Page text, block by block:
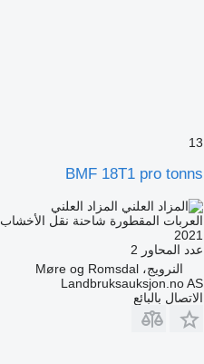
13
BMF 18T1 pro tonns
المزاد العلني
العربات المقطورة شاحنة نقل الأخشاب
2021
عدد المحاور 2
النرويج، Møre og Romsdal
Landbruksauksjon.no AS
الاتصال بالبائع